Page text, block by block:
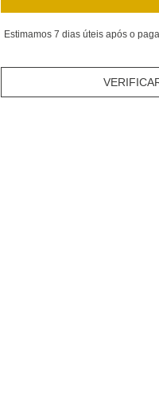
Estimamos 7 dias úteis após o